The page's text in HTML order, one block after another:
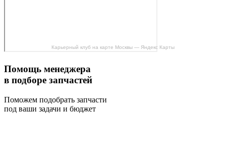
Карьерный клуб на карте Москвы — Яндекс Карты
Помощь менеджера
в подборе запчастей
Поможем подобрать запчасти
под ваши задачи и бюджет